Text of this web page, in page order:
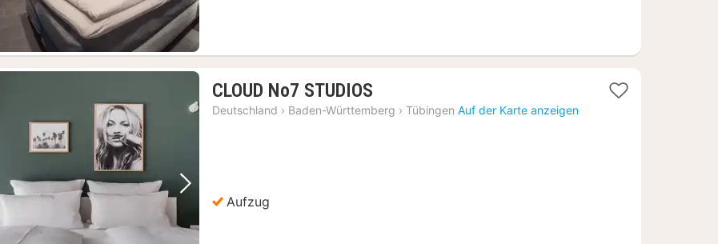
Vorheriges Bild Nächstes Bild
CLOUD No7 STUDIOS
Nächte
Deutschland › Baden-Württemberg › Tübingen Auf der Karte anzeigen
Aufzug